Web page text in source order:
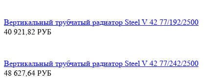
Вертикальный трубчатый радиатор Steel V 42 77/192/2500
40 921,82 РУБ
Вертикальный трубчатый радиатор Steel V 42 77/242/2500
48 627,64 РУБ